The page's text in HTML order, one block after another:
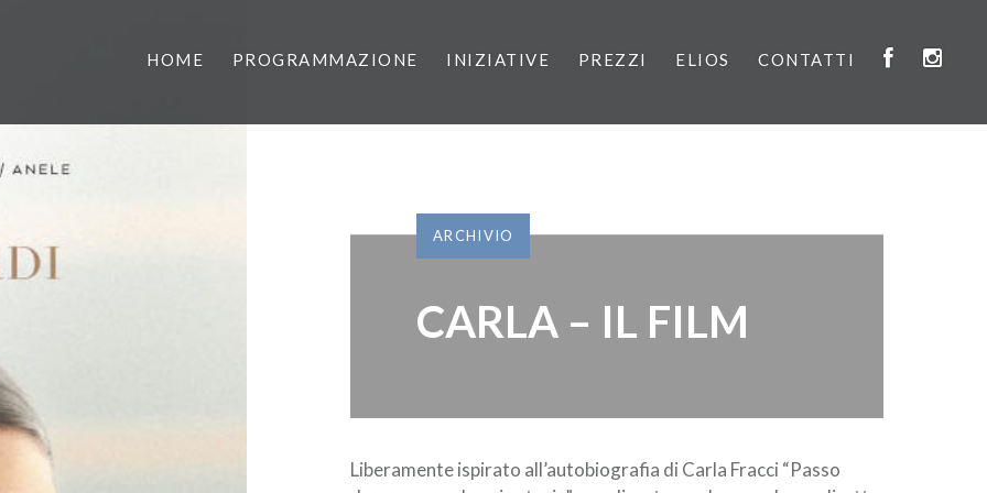
HOME PROGRAMMAZIONE INIZIATIVE PREZZI ELIOS CONTATTI
ARCHIVIO
CARLA – IL FILM
Liberamente ispirato all’autobiografia di Carla Fracci “Passo